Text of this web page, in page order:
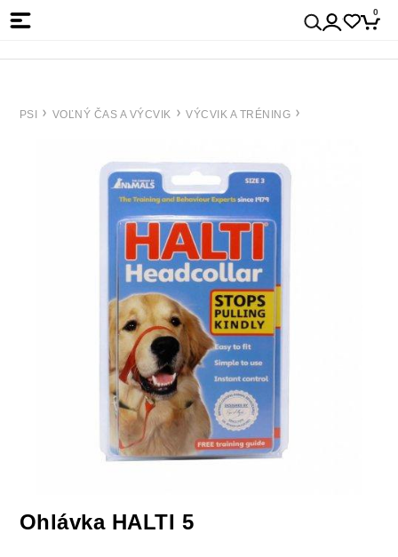
0
PSI VOĽNÝ ČAS A VÝCVIK VÝCVIK A TRÉNING
Ohlávka HALTI 5